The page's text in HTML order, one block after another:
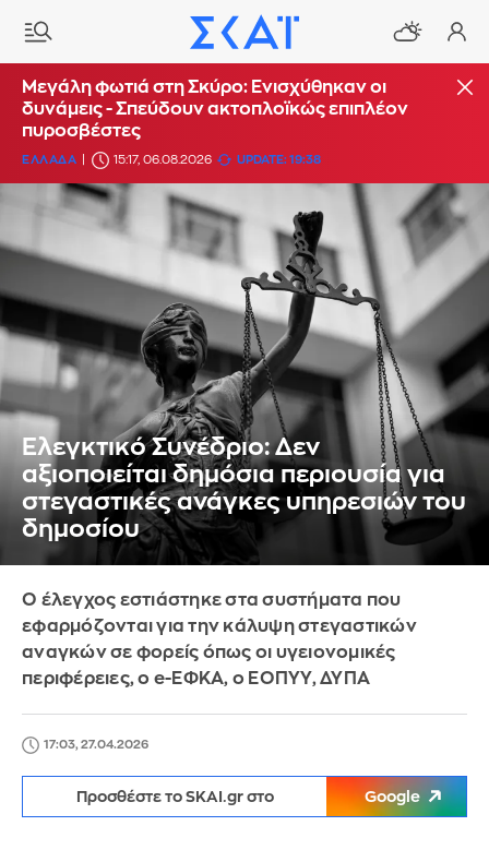
Μεγάλη φωτιά στη Σκύρο: Ενισχύθηκαν οι
δυνάμεις - Σπεύδουν ακτοπλοϊκώς επιπλέον
πυροσβέστες
ΕΛΛΑΔΑ 15:17, 06.08.2026 UPDATE: 19:38
Ελεγκτικό Συνέδριο: Δεν
αξιοποιείται δημόσια περιουσία για
στεγαστικές ανάγκες υπηρεσιών του
δημοσίου
Ο έλεγχος εστιάστηκε στα συστήματα που
εφαρμόζονται για την κάλυψη στεγαστικών
αναγκών σε φορείς όπως οι υγειονομικές
περιφέρειες, ο e-ΕΦΚΑ, ο ΕΟΠΥΥ, ΔΥΠΑ
17:03, 27.04.2026
Προσθέστε το SKAI.gr στο Google